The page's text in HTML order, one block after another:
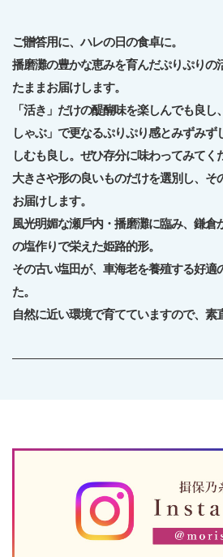
ご贈答⽤に、ハレの⽇の⾷卓に。
播磨灘の豊かな恵みを育んだぷりぷりの
たままお届けします。
「活き」だけの醍醐味を楽しんでも良
しゃぶ」で更なるぷりぷり感とみずみず
しむも良し。ぜひ存分に味わってみてく
⼤きさや形の良いものだけを選別し、そ
お届けします。
⾵光明媚な瀬⼾内・播磨灘に臨み、鎌倉
の塩作りで栄えた姫路的形。
その古い塩⽥が、⾞海⽼を養殖する好適
た。
⾃然に近い環境で育てていますので、素